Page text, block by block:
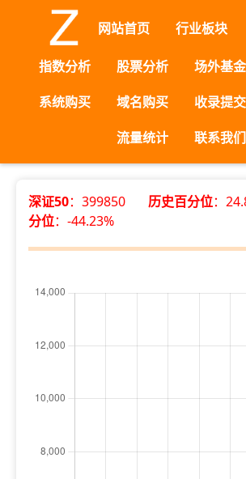
网站首页 行业板块
指数分析 股票分析 场外基金
系统购买
域名购买 收录提交
流量统计
联系我们
深证50：399850 历史百分位：
分位：-44.23%